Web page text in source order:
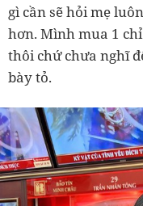
gì cần sẽ hỏi mẹ
hơn. Mình mua 1
thôi chứ chưa nghĩ
bày tỏ.